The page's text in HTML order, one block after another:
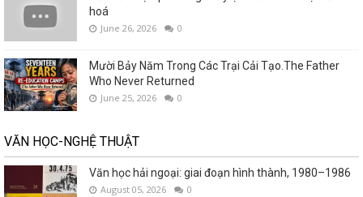
hoá
June 26, 2026 0
Mười Bảy Năm Trong Các Trại Cải Tạo.The Father
Who Never Returned
June 25, 2026 0
VĂN HỌC-NGHỆ THUẬT
Văn học hải ngoại: giai đoạn hình thành, 1980–1986
August 05, 2026 0